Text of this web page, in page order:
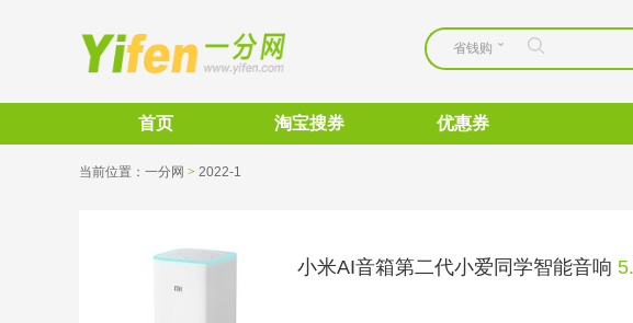
省钱购
首页 淘宝搜券 优惠券
当前位置： 一分网 > 2022-1
小米AI音箱第二代小爱同学智能音响